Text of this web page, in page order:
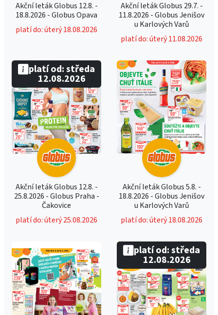
Akční leták Globus 12.8. -
18.8.2026 - Globus Opava
platí do: úterý 18.08.2026
Akční leták Globus 29.7. -
11.8.2026 - Globus Jenišov
u Karlových Varů
platí do: úterý 11.08.2026
Akční leták Globus 12.8. -
25.8.2026 - Globus Praha -
Čakovice
platí do: úterý 25.08.2026
platí od: středa
12.08.2026
Akční leták Globus 5.8. -
18.8.2026 - Globus Jenišov
u Karlových Varů
platí do: úterý 18.08.2026
platí od: středa
12.08.2026